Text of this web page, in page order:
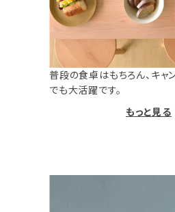
普段の食卓はもちろん、キャ
でも大活躍です。
もっと見る